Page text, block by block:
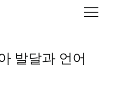
발달과 언어